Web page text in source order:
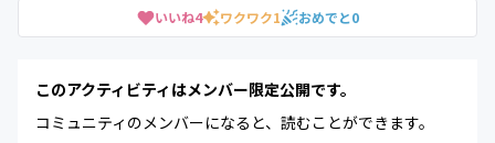
いいね4 ワクワク1 おめでと0
このアクティビティはメンバー限定公開です。
コミュニティのメンバーになると、読むことができます。